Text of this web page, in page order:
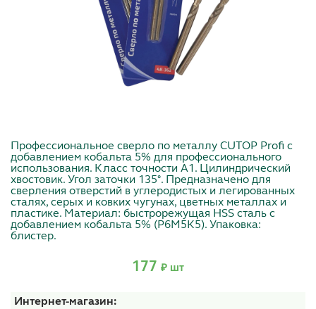
Профессиональное сверло по металлу CUTOP Profi с
добавлением кобальта 5% для профессионального
использования. Класс точности А1. Цилиндрический
хвостовик. Угол заточки 135°. Предназначено для
сверления отверстий в углеродистых и легированных
сталях, серых и ковких чугунах, цветных металлах и
пластике. Материал: быстрорежущая HSS сталь c
добавлением кобальта 5% (Р6М5К5). Упаковка:
блистер.
177 ₽ шт
Интернет-магазин: